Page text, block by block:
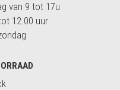
van 9 tot 17u
12.00 uur